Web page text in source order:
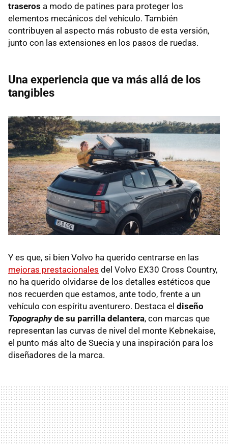
traseros a modo de patines para proteger los
elementos mecánicos del vehículo. También
contribuyen al aspecto más robusto de esta versión,
junto con las extensiones en los pasos de ruedas.
Una experiencia que va más allá de los
tangibles
Y es que, si bien Volvo ha querido centrarse en las
mejoras prestacionales del Volvo EX30 Cross Country,
no ha querido olvidarse de los detalles estéticos que
nos recuerden que estamos, ante todo, frente a un
vehículo con espíritu aventurero. Destaca el diseño
Topographyde su parrilla delantera, con marcas que
representan las curvas de nivel del monte Kebnekaise,
el punto más alto de Suecia y una inspiración para los
diseñadores de la marca.